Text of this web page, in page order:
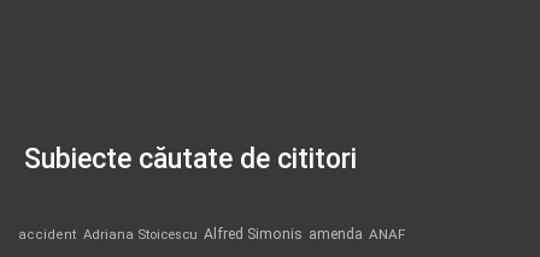
Subiecte căutate de cititori
accident Adriana Stoicescu Alfred Simonis amenda ANAF